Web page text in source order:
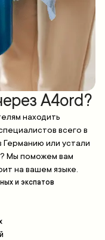
A4ord?
находить
всего в
Германию или устали
Мы поможем вам
на вашем языке.
и экспатов